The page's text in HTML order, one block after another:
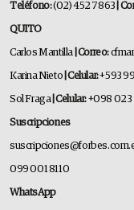
Teléfono:(02) 452 7863 |
QUITO
Carlos Mantilla | Correo:
Karina Nieto | Celular:+593
Sol Fraga| Celular:+098 023
Suscripciones
099 001 8110
WhatsApp